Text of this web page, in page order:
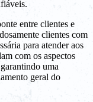
entre clientes e
clientes com
para atender aos
com os aspectos
uma
geral do